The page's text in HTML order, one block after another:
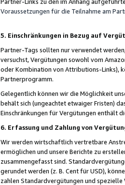
Voraussetzungen für die Teilnahme am
5. Einschränkungen in Bezug auf
Partner-Tags sollten nur verwendet
versuchst, Vergütungen sowohl vom
oder Kombination von Attributions-Links),
Partnerprogramm.
Gelegentlich können wir die Möglichkeit
behält sich (ungeachtet etwaiger Fristen)
Einschränkungen für Vergütungen enthält
6. Erfassung und Zahlung von
Wir werden wirtschaftlich vertretbare
ermöglichen und unsere Berichte zu
zusammengefasst sind.
gerundet werden (z. B. Cent für USD),
zahlen Standardvergütungen und